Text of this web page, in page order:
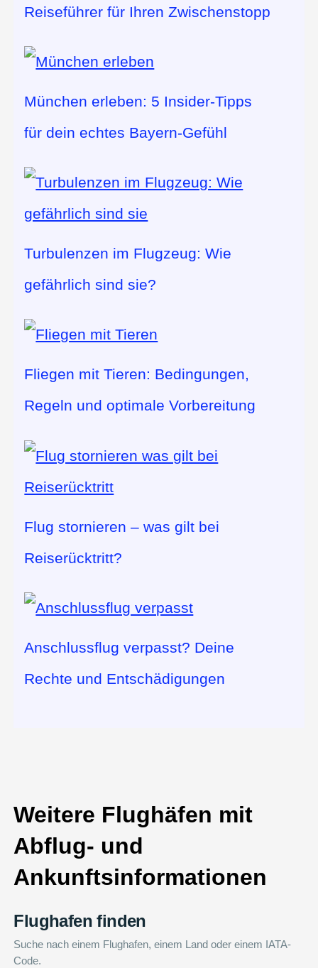
Reiseführer für Ihren Zwischenstopp
München erleben: 5 Insider-Tipps
für dein echtes Bayern-Gefühl
Turbulenzen im Flugzeug: Wie
gefährlich sind sie?
Fliegen mit Tieren: Bedingungen,
Regeln und optimale Vorbereitung
Flug stornieren – was gilt bei
Reiserücktritt?
Anschlussflug verpasst? Deine
Rechte und Entschädigungen
Weitere Flughäfen mit
Abflug- und
Ankunftsinformationen
Flughafen finden
Suche nach einem Flughafen, einem Land oder einem IATA-
Code.